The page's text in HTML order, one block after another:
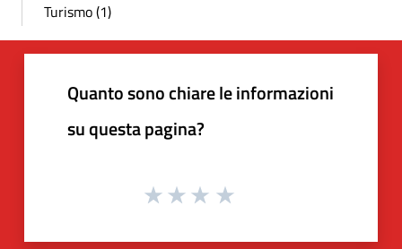
Turismo (1)
Quanto sono chiare le informazioni
su questa pagina?